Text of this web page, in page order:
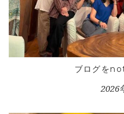
ブログを
2026